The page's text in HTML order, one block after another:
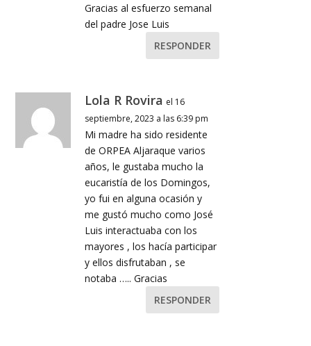
Gracias al esfuerzo semanal
del padre Jose Luis
RESPONDER
Lola R Rovira el 16
septiembre, 2023 a las 6:39 pm
Mi madre ha sido residente
de ORPEA Aljaraque varios
años, le gustaba mucho la
eucaristía de los Domingos,
yo fui en alguna ocasión y
me gustó mucho como José
Luis interactuaba con los
mayores , los hacía participar
y ellos disfrutaban , se
notaba ….. Gracias
RESPONDER